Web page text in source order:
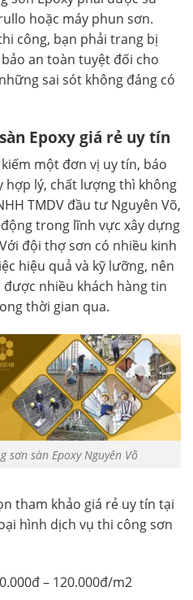
hoặc máy phun sơn.
công, bạn phải trang bị
an toàn tuyệt đối cho
sai sót không đáng có
Epoxy giá rẻ uy tín
một đơn vị uy tín, báo
hợp lý, chất lượng thì không
TMDV đầu tư Nguyên Võ,
trong lĩnh vực xây dựng
đội thợ sơn có nhiều kinh
hiệu quả và kỹ lưỡng, nên
nhiều khách hàng tin
thời gian qua.
sơn sàn Epoxy Nguyên Võ
tham khảo giá rẻ uy tín tại
hình dịch vụ thi công sơn
– 120.000đ/m2